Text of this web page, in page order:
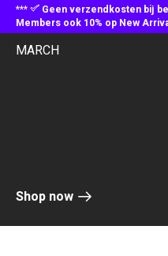
***
Geen verzendkosten bij
Members ook 10% op New
MARCH
Hero banner Items
Shop now